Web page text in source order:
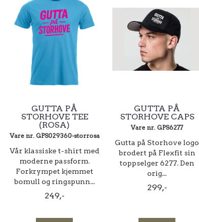
GUTTA PÅ
STORHOVE TEE
(ROSA)
Vare nr. GPS029360-storrosa
Vår klassiske t-shirt med
moderne passform.
Forkrympet kjemmet
bomull og ringspunn...
249,-
GUTTA PÅ
STORHOVE CAPS
Vare nr. GPS6277
Gutta på Storhove logo
brodert på Flexfit sin
toppselger 6277. Den
orig...
299,-